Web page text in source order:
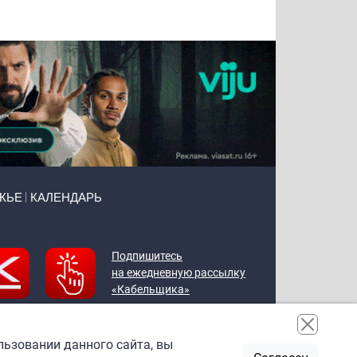
КАЛЕНДАРЬ
Подпишитесь
на ежедневную рассылку
«Кабельщика»
данного сайта, вы